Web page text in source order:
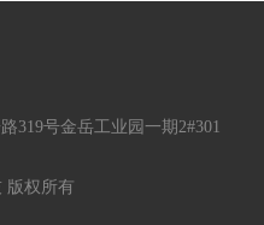
319号金岳工业园一期2#301
版权所有